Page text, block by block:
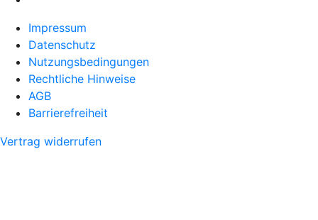
Impressum
Datenschutz
Nutzungsbedingungen
Rechtliche Hinweise
AGB
Barrierefreiheit
Vertrag widerrufen